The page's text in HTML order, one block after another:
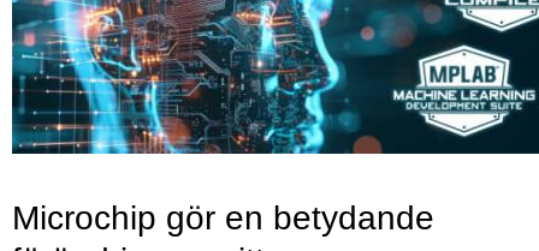
Microchip gör en betydande